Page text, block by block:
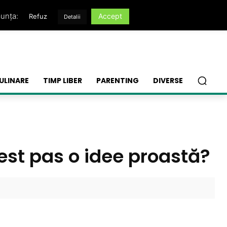
TIMP LIBER PARENTING DIVERSE
pas o idee proastă?
Refuz Detalii Accept